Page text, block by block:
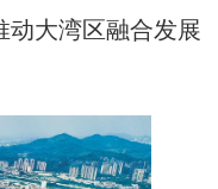
动大湾区融合发展